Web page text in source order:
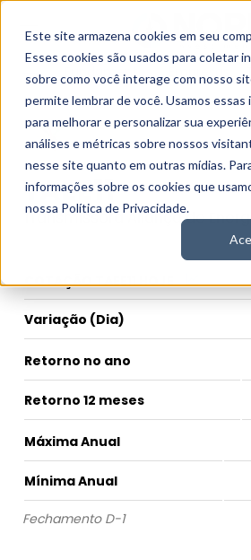
Este site armazena cookies em seu
Esses cookies são usados para coletar
sobre como você interage com nosso
permite lembrar de você. Usamos essas
para melhorar e personalizar sua
análises e métricas sobre nossos
nesse site quanto em outras mídias.
informações sobre os cookies que
nossa Política de Privacidade.
Fundamentos
TAEE11
Transmissora Aliança de
COTAÇÃO TAEE11 HOJE
Variação (Dia)
Retorno no ano
Retorno 12 meses
Máxima Anual
Mínima Anual
Fechamento D-1